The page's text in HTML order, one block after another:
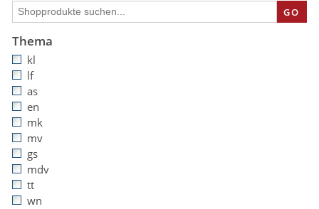
GO
Thema
kl
lf
as
en
mk
mv
gs
mdv
tt
wn